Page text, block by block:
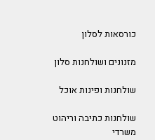
כורסאות לסלון
מזנונים ושולחנות סלון
שולחנות ופינות אוכל
שולחנות כתיבה וריהוט
משרדי